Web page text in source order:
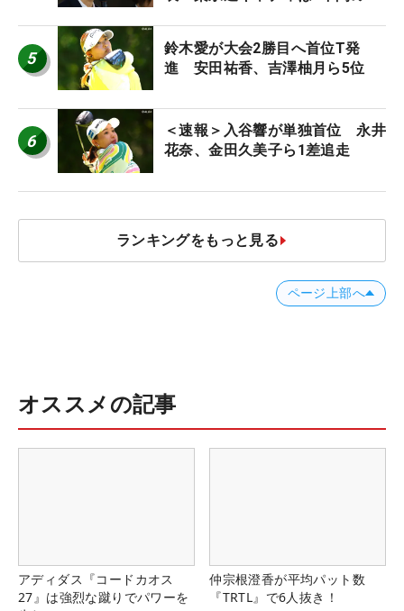
5
鈴木愛が大会2勝目へ首位T発
進 安田祐香、吉澤柚月ら5位
6
＜速報＞入谷響が単独首位 永井
花奈、金田久美子ら1差追走
ランキングをもっと見る
ページ上部へ
オススメの記事
アディダス『コードカオス
27』は強烈な蹴りでパワーを
仲宗根澄香が平均パット数
『TRTL』で6人抜き！